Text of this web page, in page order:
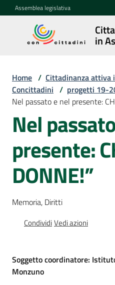
Vai al contenuto
Vai alla navigazione
Vai al footer
Assemblea legislativa
in
attiva in
Concittadini
Menu selezionato
Porte
in
Assemblea
itineranti
memoria
Home / Cittadinanza attiva
Concittadini / progetti 19-
Nel passato e nel presente:
Nel
presente:
DONNE!”
Memoria, Diritti
CondividiVedi azioni
Soggetto coordinatore:
Monzuno